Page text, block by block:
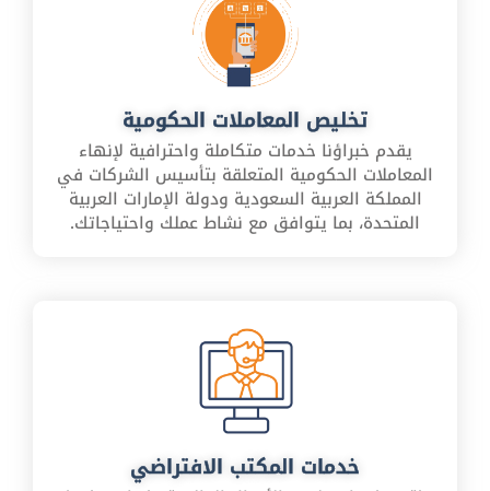
تخليص المعاملات الحكومية
يقدم خبراؤنا خدمات متكاملة واحترافية لإنهاء
المعاملات الحكومية المتعلقة بتأسيس الشركات في
المملكة العربية السعودية ودولة الإمارات العربية
المتحدة، بما يتوافق مع نشاط عملك واحتياجاتك.
خدمات المكتب الافتراضي